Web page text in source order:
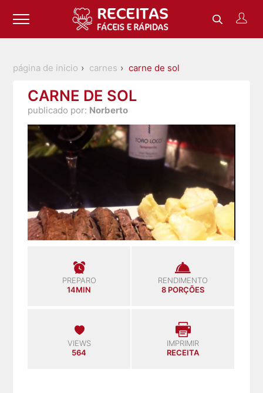
página de inicio carnes carne de sol
CARNE DE SOL
publicado por: Norberto
PREPARO
14MIN
RENDIMENTO
8 PORÇÕES
VIEWS
564
IMPRIMIR
RECEITA